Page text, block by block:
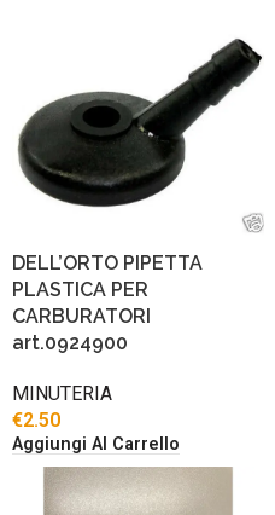
DELL’ORTO PIPETTA
PLASTICA PER
CARBURATORI
art.0924900
MINUTERIA
€2.50
Aggiungi Al Carrello